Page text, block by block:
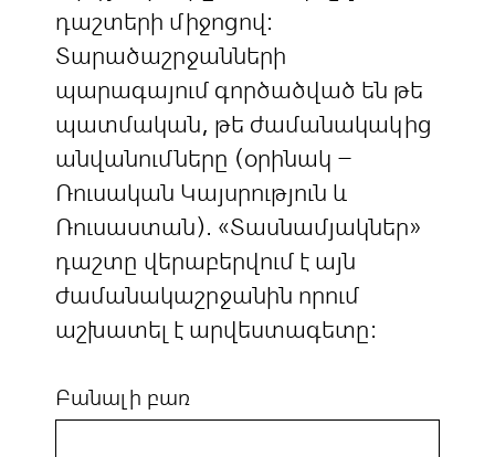
դաշտերի միջոցով:
Տարածաշրջանների
պարագայում գործածված են թե
պատմական, թե ժամանակակից
անվանումները (օրինակ –
Ռուսական Կայսրություն և
Ռուսաստան). «Տասնամյակներ»
դաշտը վերաբերվում է այն
ժամանակաշրջանին որում
աշխատել է արվեստագետը:
Բանալի բառ